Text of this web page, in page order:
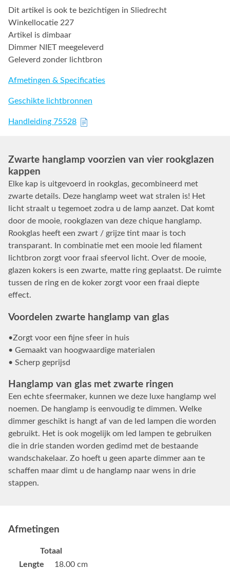
Dit artikel is ook te bezichtigen in Sliedrecht
Winkellocatie 227
Artikel is dimbaar
Dimmer NIET meegeleverd
Geleverd zonder lichtbron
Afmetingen & Specificaties
Geschikte lichtbronnen
Handleiding 75528
Zwarte hanglamp voorzien van vier rookglazen
kappen
Elke kap is uitgevoerd in rookglas, gecombineerd met
zwarte details. Deze hanglamp weet wat stralen is! Het
licht straalt u tegemoet zodra u de lamp aanzet. Dat komt
door de mooie, rookglazen van deze chique hanglamp.
Rookglas heeft een zwart / grijze tint maar is toch
transparant. In combinatie met een mooie led filament
lichtbron zorgt voor fraai sfeervol licht. Over de mooie,
glazen kokers is een zwarte, matte ring geplaatst. De ruimte
tussen de ring en de koker zorgt voor een fraai diepte
effect.
Voordelen zwarte hanglamp van glas
•Zorgt voor een fijne sfeer in huis
• Gemaakt van hoogwaardige materialen
• Scherp geprijsd
Hanglamp van glas met zwarte ringen
Een echte sfeermaker, kunnen we deze luxe hanglamp wel
noemen. De hanglamp is eenvoudig te dimmen. Welke
dimmer geschikt is hangt af van de led lampen die worden
gebruikt. Het is ook mogelijk om led lampen te gebruiken
die in drie standen worden gedimd met de bestaande
wandschakelaar. Zo hoeft u geen aparte dimmer aan te
schaffen maar dimt u de hanglamp naar wens in drie
stappen.
Afmetingen
Totaal
Lengte
18.00 cm